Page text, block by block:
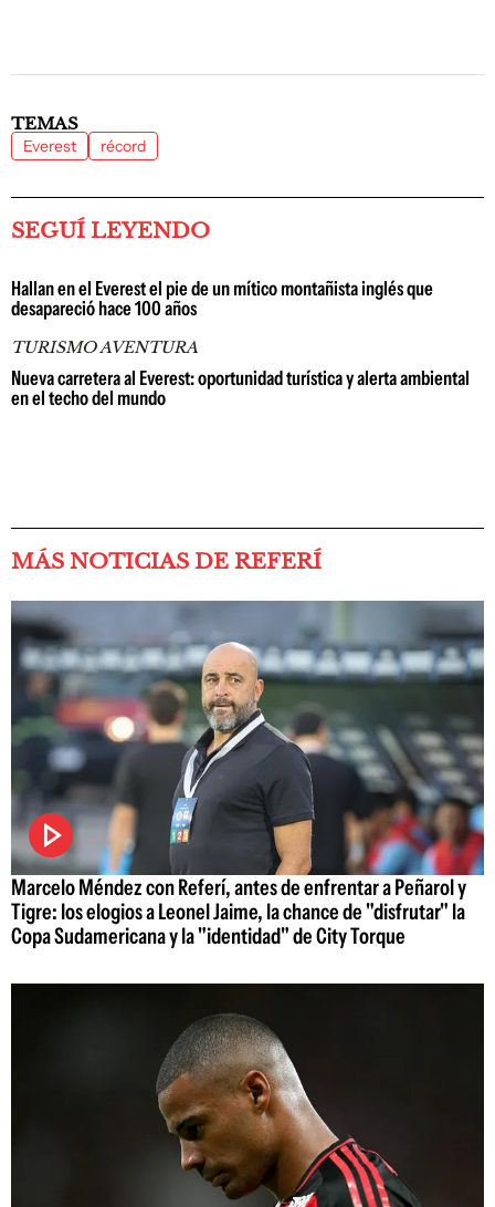
TEMAS
Everest récord
SEGUÍ LEYENDO
Hallan en el Everest el pie de un mítico montañista inglés que
desapareció hace 100 años
TURISMO AVENTURA
Nueva carretera al Everest: oportunidad turística y alerta ambiental
en el techo del mundo
MÁS NOTICIAS DE REFERÍ
Marcelo Méndez con Referí, antes de enfrentar a Peñarol y
Tigre: los elogios a Leonel Jaime, la chance de "disfrutar" la
Copa Sudamericana y la "identidad" de City Torque